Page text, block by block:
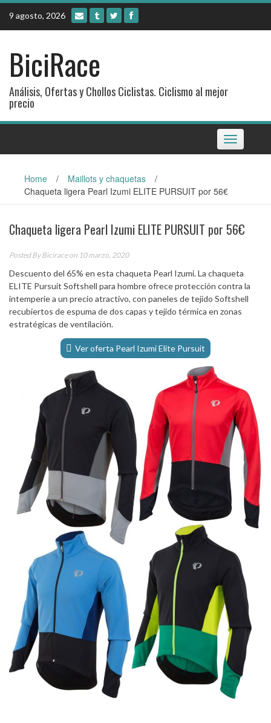
Skip
content
9 agosto, 2026
BiciRace
Análisis, Ofertas y Chollos Ciclistas. Ciclismo al mejor
precio
Toggle
navigation
Home / Maillots y chaquetas
/
Chaqueta ligera Pearl Izumi ELITE PURSUIT por 56€
Chaqueta ligera Pearl Izumi ELITE PURSUIT por 56€
Posted ByBiciraceon 10 marzo, 2020
Descuento del 65% en esta chaqueta Pearl Izumi. La chaqueta
ELITE Pursuit Softshell para hombre ofrece protección contra la
intemperie a un precio atractivo, con paneles de tejido Softshell
recubiertos de espuma de dos capas y tejido térmica en zonas
estratégicas de ventilación.
Ver oferta Pearl Izumi Elite Pursuit